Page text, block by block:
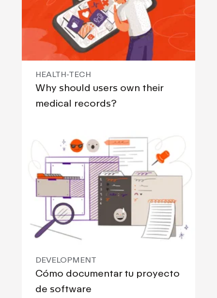
HEALTH-TECH
Why should users own their
medical records?
DEVELOPMENT
Cómo documentar tu proyecto
de software